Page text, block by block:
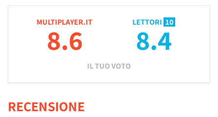
MULTIPLAYER.IT
8.6
LETTORI 10
8.4
IL TUO VOTO
RECENSIONE